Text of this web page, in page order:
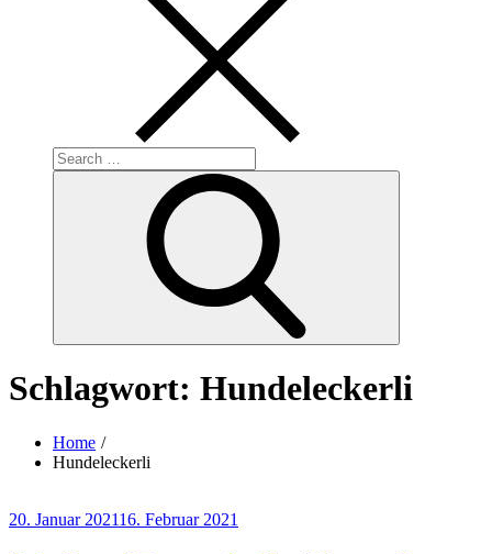
Search
for:
Schlagwort: Hundeleckerli
Home
Hundeleckerli
Posted
20. Januar 202116. Februar 2021